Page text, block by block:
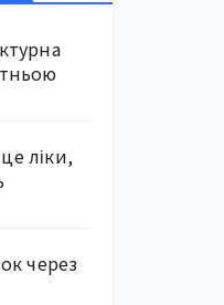
ліки,
через